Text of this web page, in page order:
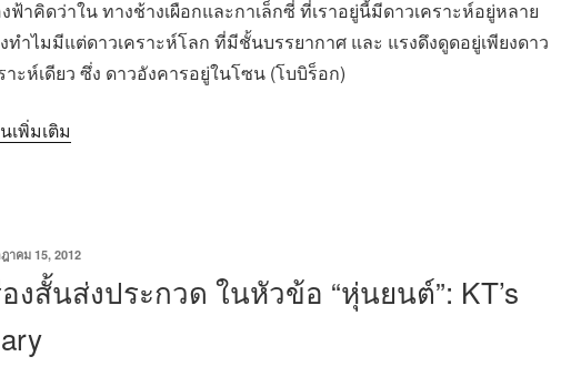
ฟ้าคิดว่าใน ทางช้างเผือกและกาเล็กซี่ ที่เราอยู่นี้มีดาวเคราะห์อยู่หลาย
ทำไมมีแต่ดาวเคราะห์โลก ที่มีชั้นบรรยากาศ และ แรงดึงดูดอยู่เพียงดาว
าะห์เดียว ซึ่ง ดาวอังคารอยู่ในโซน (โบบิร็อก)
เพิ่มเติม
ใน
หัวข้อ
าคม 15, 2012
องสั้นส่งประกวด ในหัวข้อ “หุ่นยนต์”: KT’s